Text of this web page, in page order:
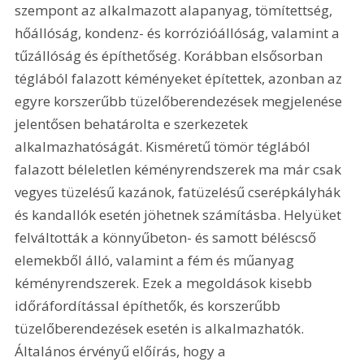
szempont az alkalmazott alapanyag, tömítettség,
hőállóság, kondenz- és korrózióállóság, valamint a
tűzállóság és építhetőség. Korábban elsősorban
téglából falazott kéményeket építettek, azonban az
egyre korszerűbb tüzelőberendezések megjelenése
jelentősen behatárolta e szerkezetek
alkalmazhatóságát. Kisméretű tömör téglából
falazott béleletlen kéményrendszerek ma már csak
vegyes tüzelésű kazánok, fatüzelésű cserépkályhák
és kandallók esetén jöhetnek számításba. Helyüket
felváltották a könnyűbeton- és samott béléscső
elemekből álló, valamint a fém és műanyag
kéményrendszerek. Ezek a megoldások kisebb
időráfordítással építhetők, és korszerűbb
tüzelőberendezések esetén is alkalmazhatók.
Általános érvényű előírás, hogy a